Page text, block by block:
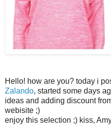
Hello! how are you? today i
Zalando, started some days
ideas and adding discount
webisite ;)
enjoy this selection ;) kiss,